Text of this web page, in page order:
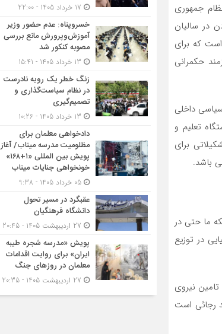
جمهوری
در سالیان
که برای
حکمرانی
داخلی
تعلیم و
برای
باشد.
ما حتی در
در توزیع
نیروی
رجائی است
خسروپناه: عدم حضور وزیر
آموزش‌وپرورش مانع بررسی
مصوبه کنکور شد
زنگ خطر یک رویه نادرست
در نظام سیاست‌گذاری و
تصمیم‌گیری
دادخواهی معلمان برای
مظلومیت مدرسه میناب/ آغاز
پویش بین المللی «۱+۱۶۸»
خونخواهی جنایات میناب
عقبگرد در مسیر تحول
دانشگاه فرهنگیان
پویش «مدرسه شجره طیبه
ایران» برای روایت اقدامات
معلمان در روزهای جنگ